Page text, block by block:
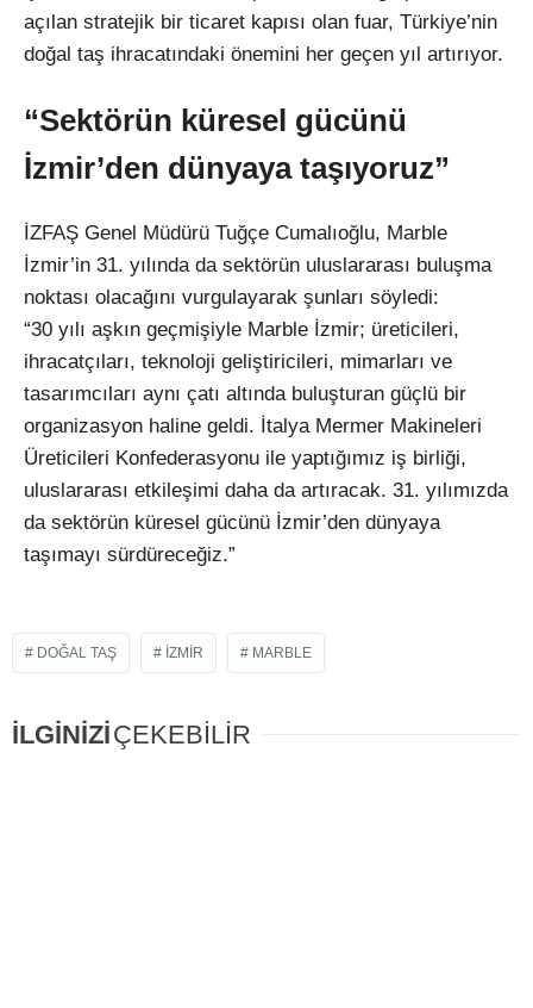
açılan stratejik bir ticaret kapısı olan fuar, Türkiye’nin
doğal taş ihracatındaki önemini her geçen yıl artırıyor.
“Sektörün küresel gücünü
İzmir’den dünyaya taşıyoruz”
İZFAŞ Genel Müdürü Tuğçe Cumalıoğlu, Marble
İzmir’in 31. yılında da sektörün uluslararası buluşma
noktası olacağını vurgulayarak şunları söyledi:
“30 yılı aşkın geçmişiyle Marble İzmir; üreticileri,
ihracatçıları, teknoloji geliştiricileri, mimarları ve
tasarımcıları aynı çatı altında buluşturan güçlü bir
organizasyon haline geldi. İtalya Mermer Makineleri
Üreticileri Konfederasyonu ile yaptığımız iş birliği,
uluslararası etkileşimi daha da artıracak. 31. yılımızda
da sektörün küresel gücünü İzmir’den dünyaya
taşımayı sürdüreceğiz.”
DOĞAL TAŞ IZMIR MARBLE
İLGİNİZİÇEKEBİLİR